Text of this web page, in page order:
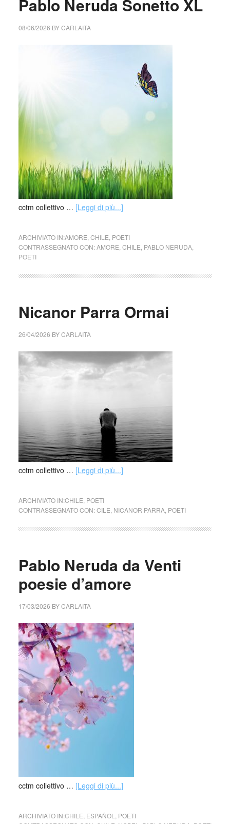
Pablo Neruda Sonetto XL
08/06/2026 BYCARLAITA
cctm collettivo … [Leggi di più...]
ARCHIVIATO IN:AMORE CHILE POETI
CONTRASSEGNATO CON:AMORE CHILE PABLO NERUDA,
POETI
Nicanor Parra Ormai
26/04/2026 BYCARLAITA
cctm collettivo … [Leggi di più...]
ARCHIVIATO IN:CHILE POETI
CONTRASSEGNATO CON:CILE NICANOR PARRA, POETI
Pablo Neruda da Venti
poesie d’amore
17/03/2026 BYCARLAITA
cctm collettivo … [Leggi di più...]
ARCHIVIATO IN:CHILE ESPAÑOL
POETI